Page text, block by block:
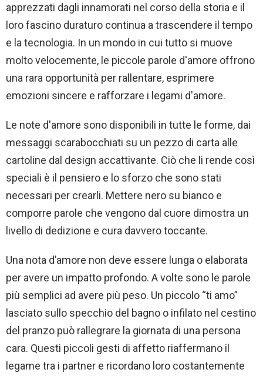
apprezzati dagli innamorati nel corso della storia e il
loro fascino duraturo continua a trascendere il tempo
e la tecnologia. In un mondo in cui tutto si muove
molto velocemente, le piccole parole d'amore offrono
una rara opportunità per rallentare, esprimere
emozioni sincere e rafforzare i legami d'amore.
Le note d'amore sono disponibili in tutte le forme, dai
messaggi scarabocchiati su un pezzo di carta alle
cartoline dal design accattivante. Ciò che li rende così
speciali è il pensiero e lo sforzo che sono stati
necessari per crearli. Mettere nero su bianco e
comporre parole che vengono dal cuore dimostra un
livello di dedizione e cura davvero toccante.
Una nota d’amore non deve essere lunga o elaborata
per avere un impatto profondo. A volte sono le parole
più semplici ad avere più peso. Un piccolo “ti amo”
lasciato sullo specchio del bagno o infilato nel cestino
del pranzo può rallegrare la giornata di una persona
cara. Questi piccoli gesti di affetto riaffermano il
legame tra i partner e ricordano loro costantemente